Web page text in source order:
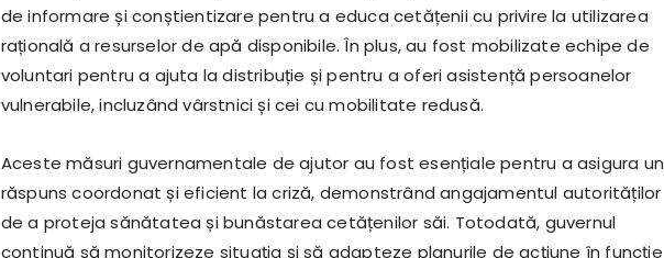
de informare și conștientizare pentru a educa cetățenii cu privire la utilizarea
rațională a resurselor de apă disponibile. În plus, au fost mobilizate echipe de
voluntari pentru a ajuta la distribuție și pentru a oferi asistență persoanelor
vulnerabile, incluzând vârstnici și cei cu mobilitate redusă.
Aceste măsuri guvernamentale de ajutor au fost esențiale pentru a asigura un
răspuns coordonat și eficient la criză, demonstrând angajamentul autorităților
de a proteja sănătatea și bunăstarea cetățenilor săi. Totodată, guvernul
continuă să monitorizeze situația și să adapteze planurile de acțiune în funcție